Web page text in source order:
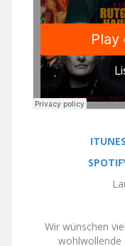
Wir wünschen
wohlwollende